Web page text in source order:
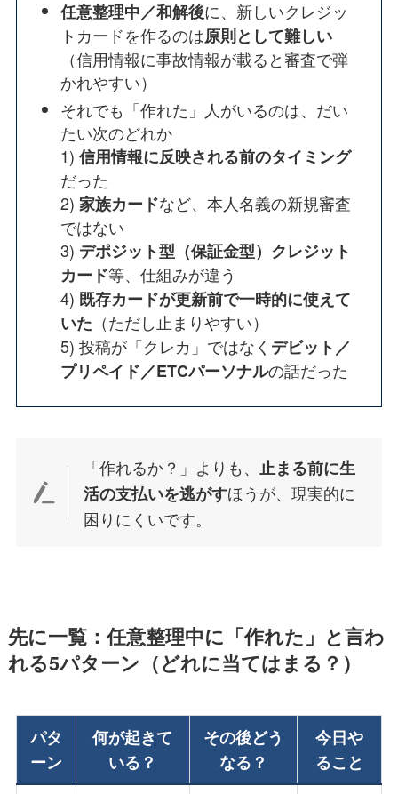
任意整理中／和解後に、新しいクレジッ
トカードを作るのは原則として難しい
（信用情報に事故情報が載ると審査で弾
かれやすい）
それでも「作れた」人がいるのは、だい
たい次のどれか
1)信用情報に反映される前のタイミング
だった
2)家族カードなど、本人名義の新規審査
ではない
3) デポジット型（保証金型）クレジット
カード等、仕組みが違う
4) 既存カードが更新前で一時的に使えて
いた （ただし止まりやすい）
5) 投稿が「クレカ」ではなく デビット／
プリペイド／ETCパーソナルの話だった
「作れるか？」よりも、止まる前に生
活の支払いを逃がすほうが、現実的に
困りにくいです。
先に一覧：任意整理中に「作れた」と言わ
れる5パターン（どれに当てはまる？）
パタ
ーン
何が起きて
いる？
その後どう
なる？
今日や
ること